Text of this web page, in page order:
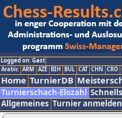
Logged on: Gast
Arabic ARM AZE BIH BUL CAT CHN CRO
Home TurnierDB
Turnierschach-Elozahl
Allgemeines Turnier